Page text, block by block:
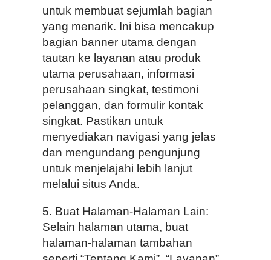
untuk membuat sejumlah bagian
yang menarik. Ini bisa mencakup
bagian banner utama dengan
tautan ke layanan atau produk
utama perusahaan, informasi
perusahaan singkat, testimoni
pelanggan, dan formulir kontak
singkat. Pastikan untuk
menyediakan navigasi yang jelas
dan mengundang pengunjung
untuk menjelajahi lebih lanjut
melalui situs Anda.
5. Buat Halaman-Halaman Lain:
Selain halaman utama, buat
halaman-halaman tambahan